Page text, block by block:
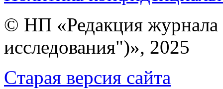
© НП «Редакция
исследования")», 2025
Cтарая версия сайта